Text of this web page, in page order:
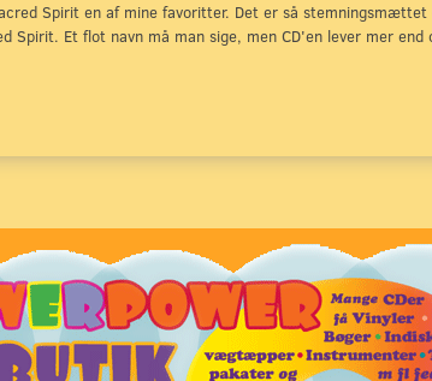
Spirit en af mine favoritter. Det er så
Spirit. Et flot navn må man sige, men CD'en lever mer end